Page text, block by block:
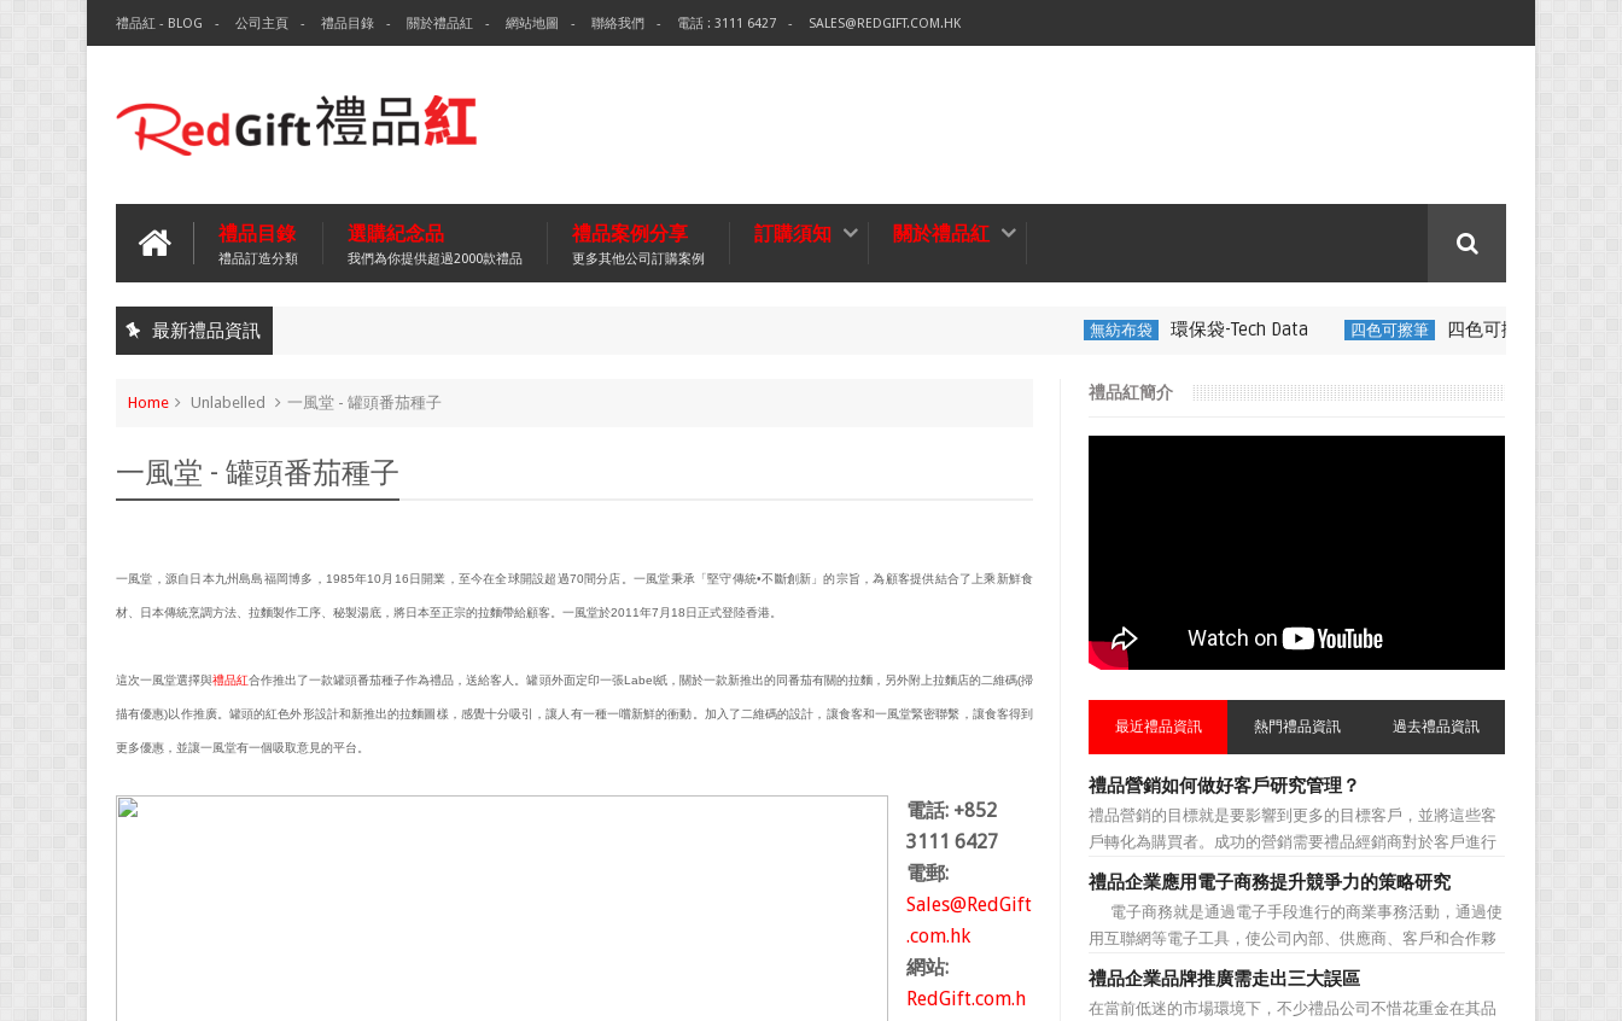
禮品紅 - BLOG 公司主頁 禮品目錄 關於禮品紅 網站地圖 聯絡我們 電話 : 3111 6427 SALES@REDGIFT.COM.HK
禮品目錄
禮品訂造分類
選購紀念品
我們為你提供超過2000款禮品
禮品案例分享
更多其他公司訂購案例
訂購須知 關於禮品紅
最新禮品資訊 環保袋-Tech Data 四色可擦筆 四色可擦筆-百通電纜
Home Unlabelled 一風堂 - 罐頭番茄種子
一風堂 - 罐頭番茄種子
一風堂，源自日本九州島島福岡博多，1985年10月16日開業，至今在全球開設超過70間分店。一風堂秉承「堅守傳統•不斷創新」的宗旨，為顧客提供結合了上乘新鮮食
材、日本傳統烹調方法、拉麵製作工序、秘製湯底，將日本至正宗的拉麵帶給顧客。一風堂於2011年7月18日正式登陸香港。
這次一風堂選擇與禮品紅合作推出了一款罐頭番茄種子作為禮品，送給客人。罐頭外面定印一張Label紙，關於一款新推出的同番茄有關的拉麵，另外附​​上拉麵店的二維碼(掃
描有優惠)以作推廣。罐頭的紅色外形設計和新推出的拉麵圖樣，感覺十分吸引，讓人有一種一嚐新鮮的衝動。加入了二維碼的設計，讓食客和一風堂緊密聯繫，讓食客得到
更多優惠，並讓一風堂有一個吸取意見的平台。
電話: +852
3111 6427
電郵:
Sales@RedGift
.com.hk
網站:
RedGift.com.h
禮品紅簡介
最近禮品資訊 熱門禮品資訊 過去禮品資訊
禮品營銷如何做好客戶研究管理？
禮品營銷的目標就是要影響到更多的目標客戶，並將這些客
戶轉化為購買者。成功的營銷需要禮品經銷商對於客戶進行
相應的分類，了解不同類型客戶的貢獻度，從而有的放矢的
制定相應的營銷對策，而這需要對於客戶研究方面更多地投
入，這不僅是銷售環節的事，也需要營銷管理策略的整體支
持。具體來說，有以下...
禮品企業應用電子商務提升競爭力的策略研究
電子商務就是通過電子手段進行的商業事務活動，通過使
用互聯網等電子工具，使公司內部、供應商、客戶和合作夥
伴之間，利用電子業務共享信息，實現企業間業務流程的電
子化，配合企業內部的電子化生產管理系統，提高企業的生
禮品企業品牌推廣需走出三大誤區
在當前低迷的市場環境下，不少禮品公司不惜花重金在其品